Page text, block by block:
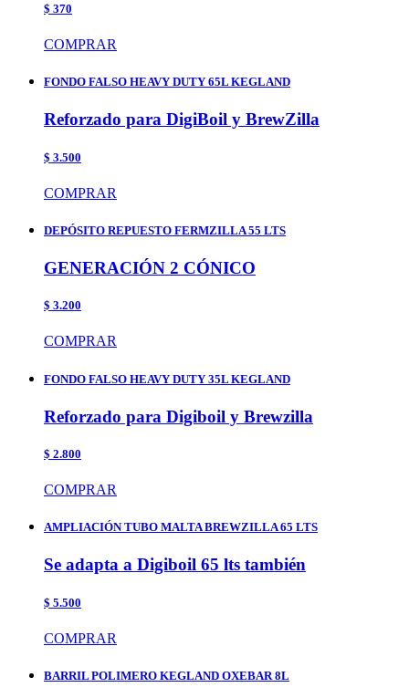
$ 370
COMPRAR
FONDO FALSO HEAVY DUTY 65L KEGLAND
Reforzado para DigiBoil y BrewZilla
$ 3.500
COMPRAR
DEPÓSITO REPUESTO FERMZILLA 55 LTS
GENERACIÓN 2 CÓNICO
$ 3.200
COMPRAR
FONDO FALSO HEAVY DUTY 35L KEGLAND
Reforzado para Digiboil y Brewzilla
$ 2.800
COMPRAR
AMPLIACIÓN TUBO MALTA BREWZILLA 65 LTS
Se adapta a Digiboil 65 lts también
$ 5.500
COMPRAR
BARRIL POLIMERO KEGLAND OXEBAR 8L